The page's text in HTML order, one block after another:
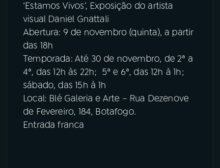
‘Estamos Vivos’, Exposição do artista
visual Daniel Gnattali
Abertura: 9 de novembro (quinta), a partir
das 18h
Temporada: Até 30 de novembro, de 2ª a
4ª, das 12h às 22h; 5ª e 6ª, das 12h à 1h;
sábado, das 15h à 1h
Local: Blé Galeria e Arte – Rua Dezenove
de Fevereiro, 184, Botafogo.
Entrada franca